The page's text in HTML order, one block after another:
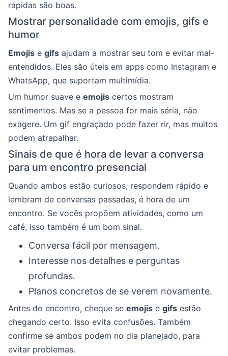
rápidas são boas.
Mostrar personalidade com emojis, gifs e
humor
Emojis e gifs ajudam a mostrar seu tom e evitar mal-
entendidos. Eles são úteis em apps como Instagram e
WhatsApp, que suportam multimídia.
Um humor suave e emojis certos mostram
sentimentos. Mas se a pessoa for mais séria, não
exagere. Um gif engraçado pode fazer rir, mas muitos
podem atrapalhar.
Sinais de que é hora de levar a conversa
para um encontro presencial
Quando ambos estão curiosos, respondem rápido e
lembram de conversas passadas, é hora de um
encontro. Se vocês propõem atividades, como um
café, isso também é um bom sinal.
Conversa fácil por mensagem.
Interesse nos detalhes e perguntas
profundas.
Planos concretos de se verem novamente.
Antes do encontro, cheque se emojis e gifs estão
chegando certo. Isso evita confusões. Também
confirme se ambos podem no dia planejado, para
evitar problemas.